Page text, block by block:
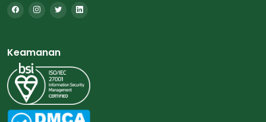
Keamanan